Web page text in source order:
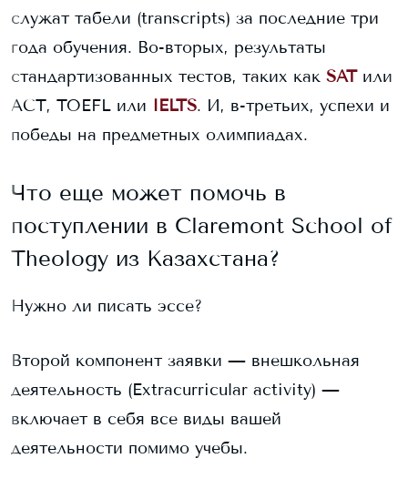
служат табели (transcripts) за последние три
года обучения. Во-вторых, результаты
стандартизованных тестов, таких как SAT или
ACT, TOEFL или IELTS. И, в-третьих, успехи и
победы на предметных олимпиадах.
Что еще может помочь в
поступлении в Claremont School of
Theology из Казахстана?
Нужно ли писать эссе?
Второй компонент заявки — внешкольная
деятельность (Extracurricular activity) —
включает в себя все виды вашей
деятельности помимо учебы.